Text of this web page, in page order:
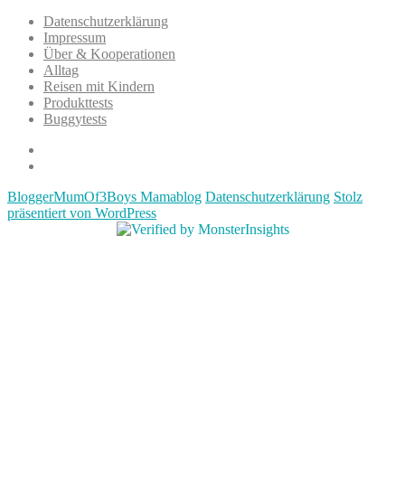
Datenschutzerklärung
Impressum
Über & Kooperationen
Alltag
Reisen mit Kindern
Produkttests
Buggytests
BloggerMumOf3Boys Mamablog Datenschutzerklärung Stolz
präsentiert von WordPress